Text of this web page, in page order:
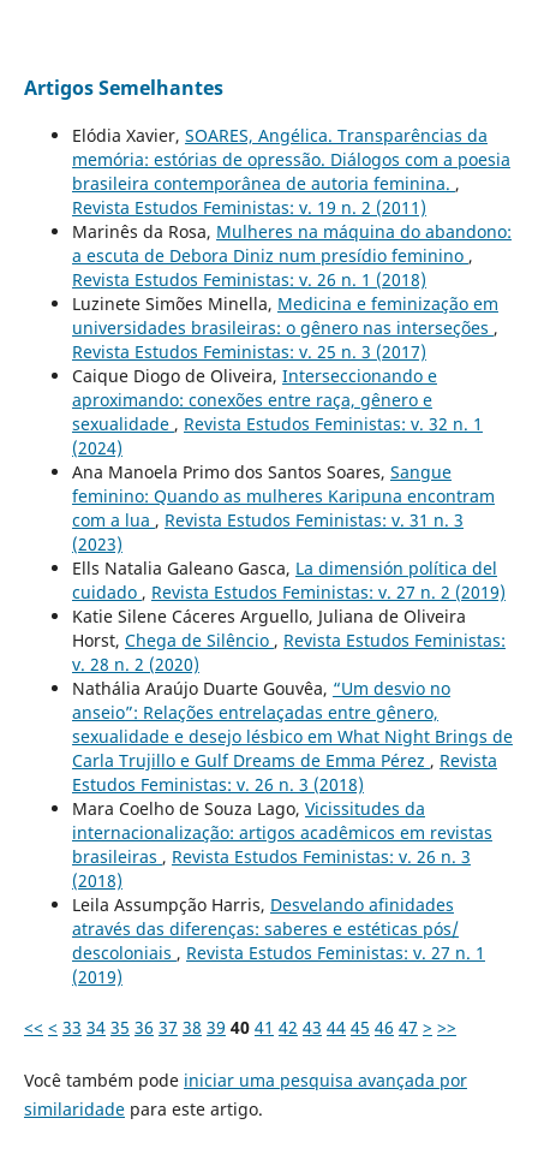
Artigos Semelhantes
Elódia Xavier, SOARES, Angélica. Transparências da
memória: estórias de opressão. Diálogos com a poesia
brasileira contemporânea de autoria feminina. ,
Revista Estudos Feministas: v. 19 n. 2 (2011)
Marinês da Rosa, Mulheres na máquina do abandono:
a escuta de Debora Diniz num presídio feminino ,
Revista Estudos Feministas: v. 26 n. 1 (2018)
Luzinete Simões Minella, Medicina e feminização em
universidades brasileiras: o gênero nas interseções ,
Revista Estudos Feministas: v. 25 n. 3 (2017)
Caique Diogo de Oliveira, Interseccionando e
aproximando: conexões entre raça, gênero e
sexualidade , Revista Estudos Feministas: v. 32 n. 1
(2024)
Ana Manoela Primo dos Santos Soares, Sangue
feminino: Quando as mulheres Karipuna encontram
com a lua , Revista Estudos Feministas: v. 31 n. 3
(2023)
Ells Natalia Galeano Gasca, La dimensión política del
cuidado , Revista Estudos Feministas: v. 27 n. 2 (2019)
Katie Silene Cáceres Arguello, Juliana de Oliveira
Horst, Chega de Silêncio , Revista Estudos Feministas:
v. 28 n. 2 (2020)
Nathália Araújo Duarte Gouvêa, “Um desvio no
anseio”: Relações entrelaçadas entre gênero,
sexualidade e desejo lésbico em What Night Brings de
Carla Trujillo e Gulf Dreams de Emma Pérez , Revista
Estudos Feministas: v. 26 n. 3 (2018)
Mara Coelho de Souza Lago, Vicissitudes da
internacionalização: artigos acadêmicos em revistas
brasileiras , Revista Estudos Feministas: v. 26 n. 3
(2018)
Leila Assumpção Harris, Desvelando afinidades
através das diferenças: saberes e estéticas pós/
descoloniais , Revista Estudos Feministas: v. 27 n. 1
(2019)
<< < 33 34 35 36 37 38 39 40 41 42 43 44 45 46 47 > >>
Você também pode iniciar uma pesquisa avançada por
similaridadepara este artigo.